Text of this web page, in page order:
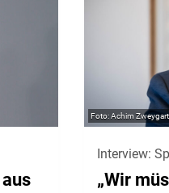
Achim
Interview:
„Wir